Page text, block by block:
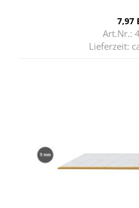
7,97
Art.Nr.:
Lieferzeit: